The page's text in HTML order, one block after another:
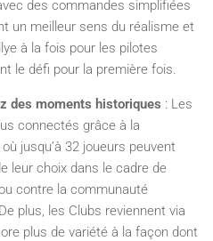
des commandes simplifiées
un meilleur sens du réalisme et
à la fois pour les pilotes
le défi pour la première fois.
des moments historiques : Les
connectés grâce à la
jusqu’à 32 joueurs peuvent
leur choix dans le cadre de
contre la communauté
plus, les Clubs reviennent via
plus de variété à la façon dont